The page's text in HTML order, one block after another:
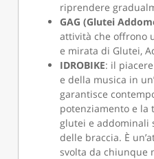
riprendere
GAG (Glutei
attività che offrono
e mirata di Glutei,
IDROBIKE: il
e della musica in
garantisce
potenziamento e la
glutei e addominali
delle braccia. È
svolta da chiunque